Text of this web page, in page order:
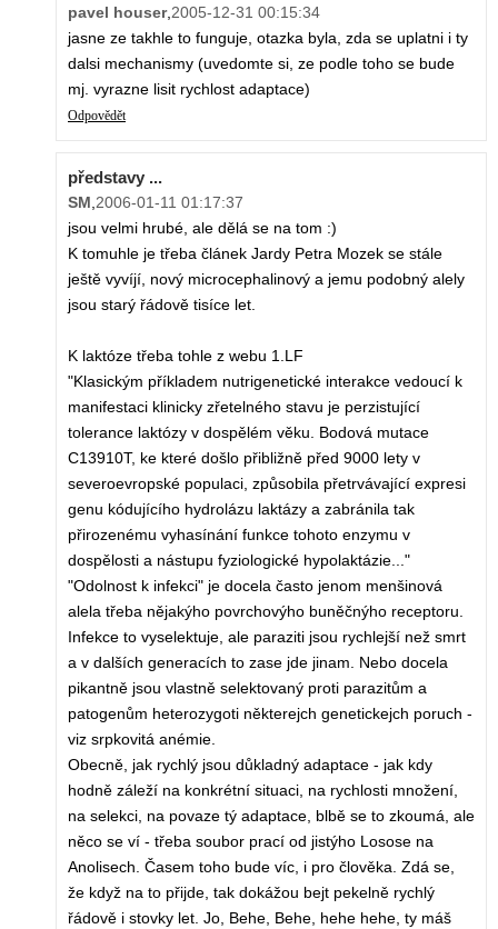
pavel houser,2005-12-31 00:15:34
jasne ze takhle to funguje, otazka byla, zda se uplatni i ty
dalsi mechanismy (uvedomte si, ze podle toho se bude
mj. vyrazne lisit rychlost adaptace)
Odpovědět
představy ...
SM,2006-01-11 01:17:37
jsou velmi hrubé, ale dělá se na tom :)
K tomuhle je třeba článek Jardy Petra Mozek se stále
ještě vyvíjí, nový microcephalinový a jemu podobný alely
jsou starý řádově tisíce let.
K laktóze třeba tohle z webu 1.LF
"Klasickým příkladem nutrigenetické interakce vedoucí k
manifestaci klinicky zřetelného stavu je perzistující
tolerance laktózy v dospělém věku. Bodová mutace
C13910T, ke které došlo přibližně před 9000 lety v
severoevropské populaci, způsobila přetrvávající expresi
genu kódujícího hydrolázu laktázy a zabránila tak
přirozenému vyhasínání funkce tohoto enzymu v
dospělosti a nástupu fyziologické hypolaktázie..."
"Odolnost k infekci" je docela často jenom menšinová
alela třeba nějakýho povrchovýho buněčnýho receptoru.
Infekce to vyselektuje, ale paraziti jsou rychlejší než smrt
a v dalších generacích to zase jde jinam. Nebo docela
pikantně jsou vlastně selektovaný proti parazitům a
patogenům heterozygoti některejch genetickejch poruch -
viz srpkovitá anémie.
Obecně, jak rychlý jsou důkladný adaptace - jak kdy
hodně záleží na konkrétní situaci, na rychlosti množení,
na selekci, na povaze tý adaptace, blbě se to zkoumá, ale
něco se ví - třeba soubor prací od jistýho Losose na
Anolisech. Časem toho bude víc, i pro člověka. Zdá se,
že když na to přijde, tak dokážou bejt pekelně rychlý
řádově i stovky let. Jo, Behe, Behe, hehe hehe, ty máš